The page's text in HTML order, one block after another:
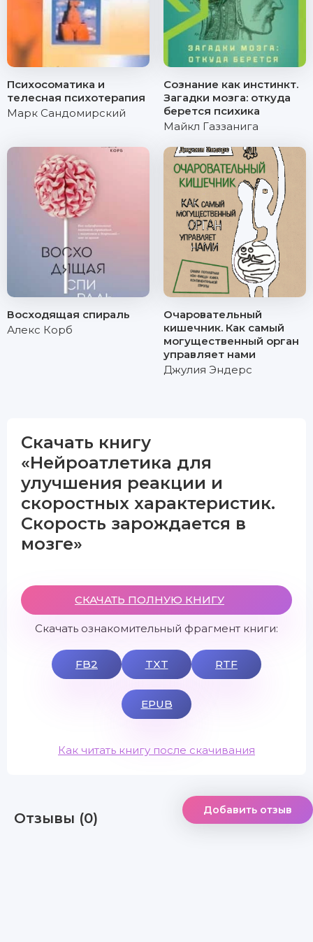
Психосоматика и
телесная психотерапия
Марк Сандомирский
Сознание как инстинкт.
Загадки мозга: откуда
берется психика
Майкл Газзанига
Восходящая спираль
Алекс Корб
Очаровательный
кишечник. Как самый
могущественный орган
управляет нами
Джулия Эндерс
Скачать книгу
«Нейроатлетика для
улучшения реакции и
скоростных характеристик.
Скорость зарождается в
мозге»
СКАЧАТЬ ПОЛНУЮ КНИГУ
Скачать ознакомительный фрагмент книги:
FB2 TXT RTF
EPUB
Как читать книгу после скачивания
Отзывы (0) Добавить отзыв